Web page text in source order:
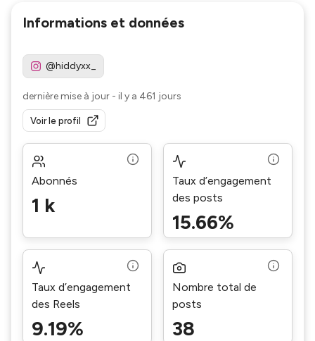
Informations et données
@hiddyxx_
dernière mise à jour - il y a 461 jours
Voir le profil
Abonnés
1 k
Taux d’engagement
des posts
15.66%
Taux d’engagement
des Reels
9.19%
Nombre total de
posts
38